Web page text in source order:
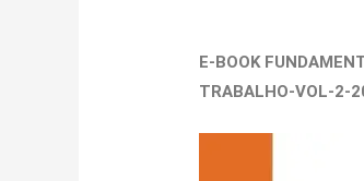
E-BOOK
TRABALHO-VOL-2-